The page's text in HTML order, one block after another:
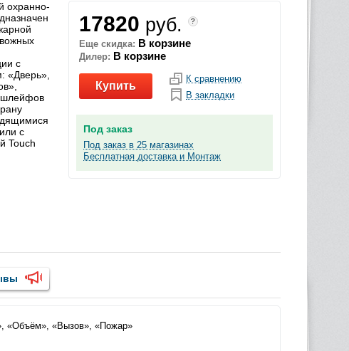
17820 руб. ?
Еще скидка: В корзине
Дилер: В корзине
Купить
К сравнению
В закладки
Под заказ
Под заказ в 25 магазинах
Бесплатная доставка и Монтаж
охранно-
с
«Дверь»,
шлейфов
с
Touch
«Объём», «Вызов», «Пожар»